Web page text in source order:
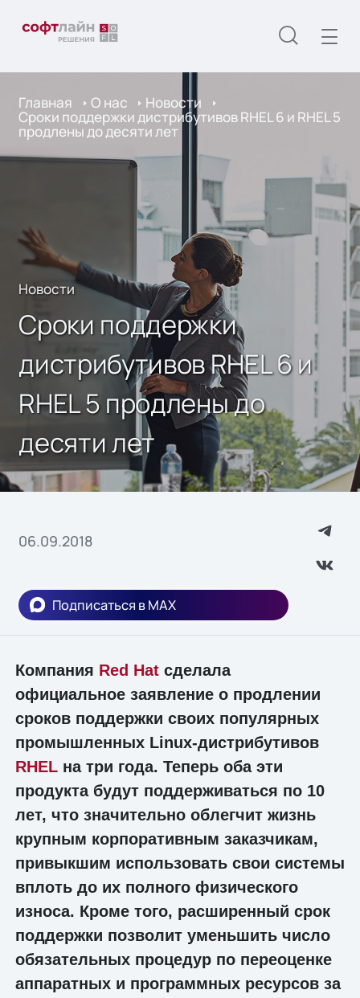
Главная О нас Новости
Сроки поддержки дистрибутивов RHEL 6 и RHEL 5
продлены до десяти лет
Новости
Сроки поддержки
дистрибутивов RHEL 6 и
RHEL 5 продлены до
десяти лет
06.09.2018
Подписаться в MAX
Компания Red Hatсделала
официальное заявление о продлении
сроков поддержки своих популярных
промышленных Linux-дистрибутивов
RHELна три года. Теперь оба эти
продукта будут поддерживаться по 10
лет, что значительно облегчит жизнь
крупным корпоративным заказчикам,
привыкшим использовать свои системы
вплоть до их полного физического
износа. Кроме того, расширенный срок
поддержки позволит уменьшить число
обязательных процедур по переоценке
аппаратных и программных ресурсов за